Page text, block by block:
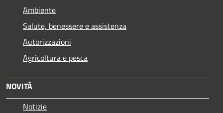
Ambiente
Salute, benessere e assistenza
Autorizzazioni
Agricoltura e pesca
NOVITÀ
Notizie